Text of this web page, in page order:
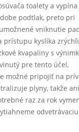
toalety a
podtlak, preto pri
vniknutie
prístupu kyslíka
kvapaliny s
pre tento účel,
možné pripojiť na
plyny, takže ani
raz za rok
odvetrávaciu